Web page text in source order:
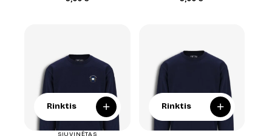
Rinktis +
SIUVINĖTAS
Rinktis +